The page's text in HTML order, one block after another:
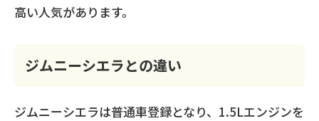
高い人気があります。
ジムニーシエラとの違い
ジムニーシエラは普通車登録となり、1.5Lエンジンを